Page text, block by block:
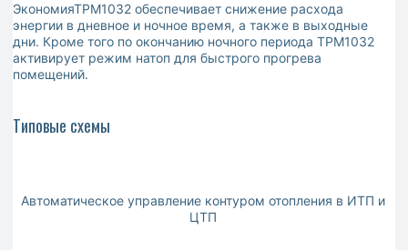
ЭкономияТРМ1032 обеспечивает снижение расхода
энергии в дневное и ночное время, а также в выходные
дни. Кроме того по окончанию ночного периода ТРМ1032
активирует режим натоп для быстрого прогрева
помещений.
Типовые схемы
Автоматическое управление контуром отопления в ИТП и
ЦТП